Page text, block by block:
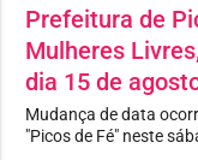
Prefeitura de
Mulheres
dia 15 de
Mudança de data
"Picos de Fé" neste